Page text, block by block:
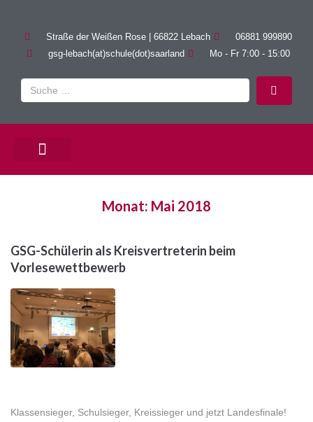
Straße der Weißen Rose | 66822 Lebach
06881 999890
gsg-lebach(at)schule(dot)saarland
Mo - Fr 7:00 - 15:00
Monat: Mai 2018
GSG-Schülerin als Kreisvertreterin beim
Vorlesewettbewerb
Klassensieger, Schulsieger, Kreissieger und jetzt Landesfinale!